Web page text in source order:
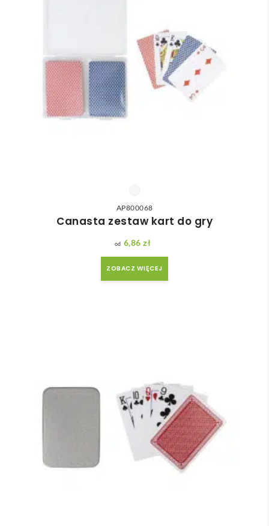
AP800068
Canasta zestaw kart do gry
6,86 zł
ZOBACZ WIĘCEJ